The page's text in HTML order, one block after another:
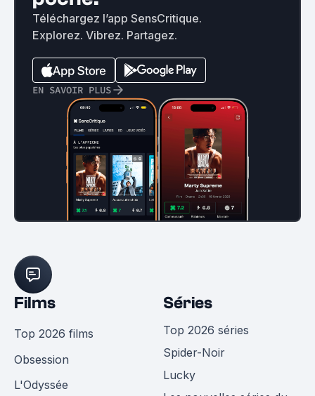
Téléchargez l’app SensCritique.
Explorez. Vibrez. Partagez.
EN SAVOIR PLUS
Films
Top 2026 films
Obsession
L'Odyssée
Séries
Top 2026 séries
Spider-Noir
Lucky